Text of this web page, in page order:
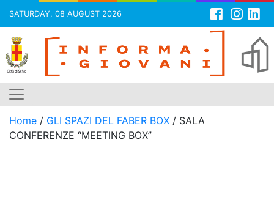
SATURDAY, 08 AUGUST 2026
Skip
content
Home / GLI SPAZI DEL FABER BOX / SALA
CONFERENZE “MEETING BOX”